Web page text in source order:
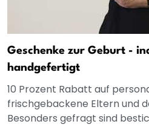
Geschenke zur Geburt -
handgefertigt
10 Prozent Rabatt auf
frischgebackene Eltern und
Besonders gefragt sind